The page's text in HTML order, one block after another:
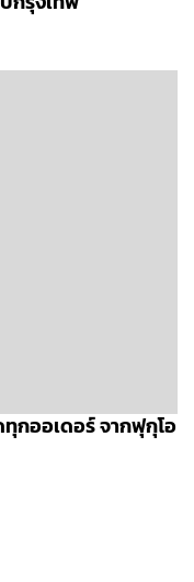
กออเดอร์ จากฟุกุโอ